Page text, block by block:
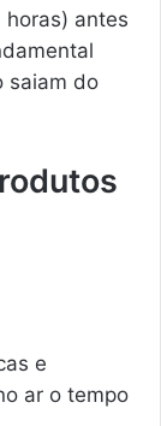
antes
saiam do
e
ar o tempo